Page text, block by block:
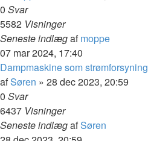
0 Svar
5582 Visninger
Seneste indlægafmoppe
07 mar 2024, 17:40
Dampmaskine som strømforsyning
afSøren » 28 dec 2023, 20:59
0 Svar
6437 Visninger
Seneste indlægafSøren